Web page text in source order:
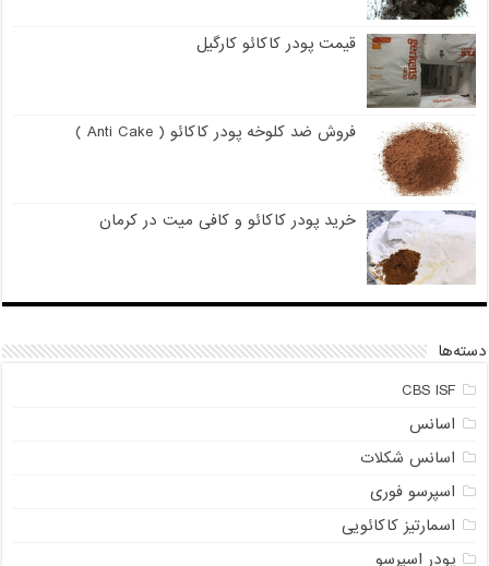
قیمت پودر کاکائو کارگیل
فروش ضد کلوخه پودر کاکائو ( Anti Cake )
خرید پودر کاکائو و کافی میت در کرمان
دسته‌ها
CBS ISF
اسانس
اسانس شکلات
اسپرسو فوری
اسمارتیز کاکائویی
پودر اسپرسو